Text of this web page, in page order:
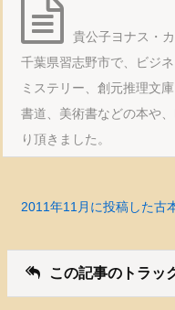
貴公子ヨナス・
千葉県習志野市で、ビジ
ミステリー、創元推理文
書道、美術書などの本や
り頂きました。
2011年11月に投稿した古
この記事のトラッ